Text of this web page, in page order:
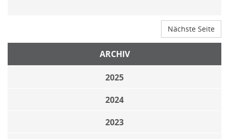
Nächste Seite
ARCHIV
2025
2024
2023